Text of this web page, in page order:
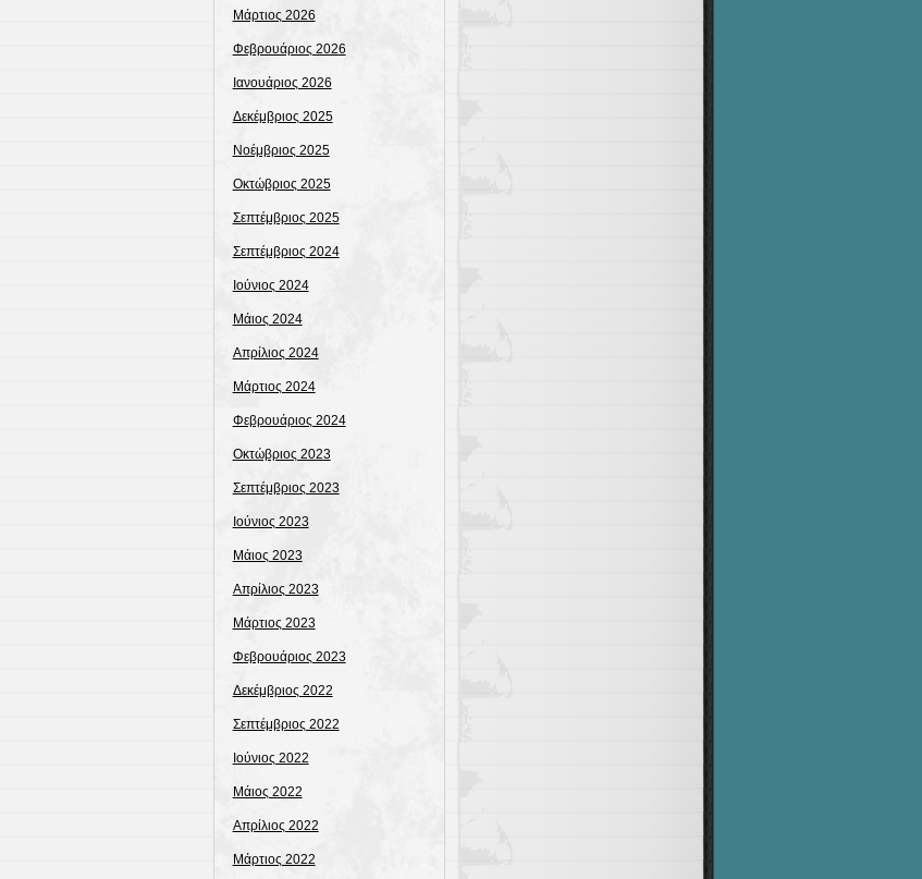
Μάρτιος 2026
Φεβρουάριος 2026
Ιανουάριος 2026
Δεκέμβριος 2025
Νοέμβριος 2025
Οκτώβριος 2025
Σεπτέμβριος 2025
Σεπτέμβριος 2024
Ιούνιος 2024
Μάιος 2024
Απρίλιος 2024
Μάρτιος 2024
Φεβρουάριος 2024
Οκτώβριος 2023
Σεπτέμβριος 2023
Ιούνιος 2023
Μάιος 2023
Απρίλιος 2023
Μάρτιος 2023
Φεβρουάριος 2023
Δεκέμβριος 2022
Σεπτέμβριος 2022
Ιούνιος 2022
Μάιος 2022
Απρίλιος 2022
Μάρτιος 2022